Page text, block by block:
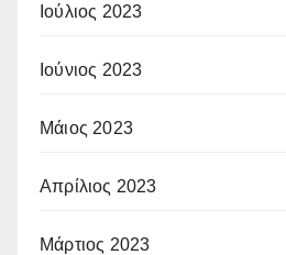
Ιούλιος 2023
Ιούνιος 2023
Μάιος 2023
Απρίλιος 2023
Μάρτιος 2023